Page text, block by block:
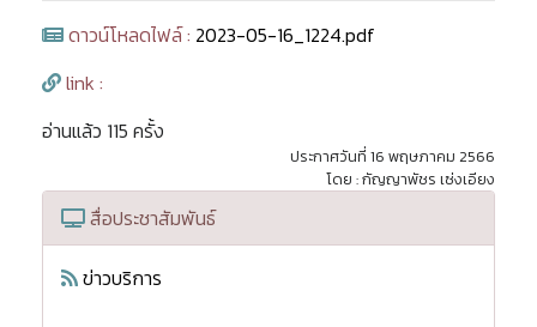
ดาวน์โหลดไฟล์ : 2023-05-16_1224.pdf
link :
อ่านแล้ว 115 ครั้ง
ประกาศวันที่ 16 พฤษภาคม 2566
โดย : กัญญาพัชร เซ่งเอียง
สื่อประชาสัมพันธ์
ข่าวบริการ